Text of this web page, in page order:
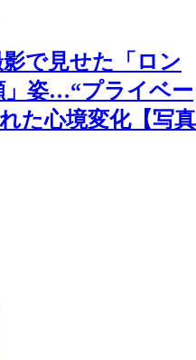
で見せた「ロン
」姿…“プライベー
た心境変化【写真